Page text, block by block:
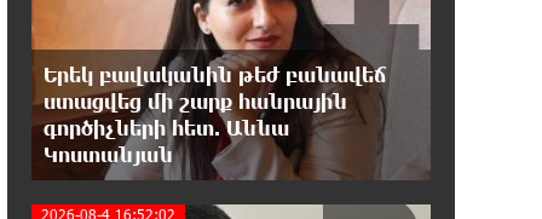
միջոցներով զարգանա Հայաստանի
տնտեսությունը ու հետո գնա ԵՄ. Արշակ
Կարապետյան
21:07:27 7-08-2026
ԱՄՆ վերաքննիչ դատարանը
արգելափակել է Թրամփի 400
Երեկ բավականին թեժ բանավեճ
ստացվեց մի շարք հանրային
գործիչների հետ. Աննա
Կոստանյան
2026-08-4 16:52:02